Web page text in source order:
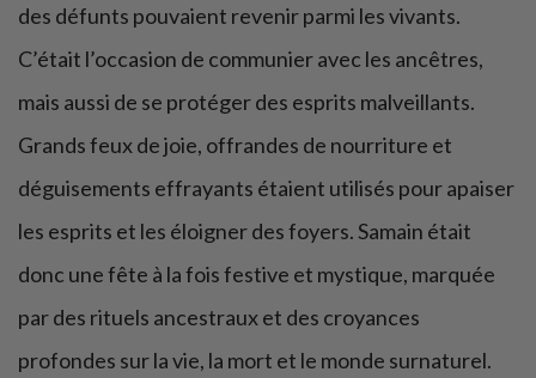
des défunts pouvaient revenir parmi les vivants.
C’était l’occasion de communier avec les ancêtres,
mais aussi de se protéger des esprits malveillants.
Grands feux de joie, offrandes de nourriture et
déguisements effrayants étaient utilisés pour apaiser
les esprits et les éloigner des foyers. Samain était
donc une fête à la fois festive et mystique, marquée
par des rituels ancestraux et des croyances
profondes sur la vie, la mort et le monde surnaturel.